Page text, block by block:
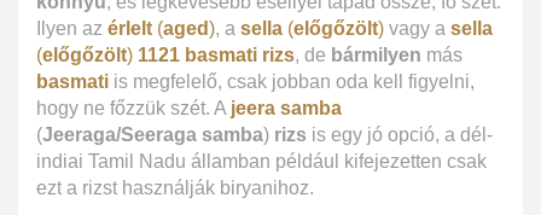
Ilyen az érlelt (aged), a sella (előgőzölt) vagy a sella
(előgőzölt) 1121 basmati rizs, de bármilyen más
basmati is megfelelő, csak jobban oda kell figyelni,
hogy ne főzzük szét. A jeera samba
(Jeeraga/Seeraga samba) rizs is egy jó opció, a dél-
indiai Tamil Nadu államban például kifejezetten csak
ezt a rizst használják biryanihoz.